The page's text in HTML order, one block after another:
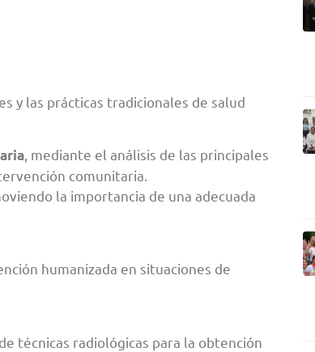
y las prácticas tradicionales de salud
, mediante el análisis de las principales
comunitaria.
la importancia de una adecuada
humanizada en situaciones de
técnicas radiológicas para la obtención